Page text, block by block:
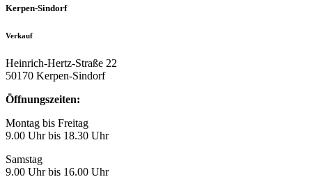
Kerpen-Sindorf
Verkauf
Heinrich-Hertz-Straße 22
50170 Kerpen-Sindorf
Öffnungszeiten:
Montag bis Freitag
9.00 Uhr bis 18.30 Uhr
Samstag
9.00 Uhr bis 16.00 Uhr